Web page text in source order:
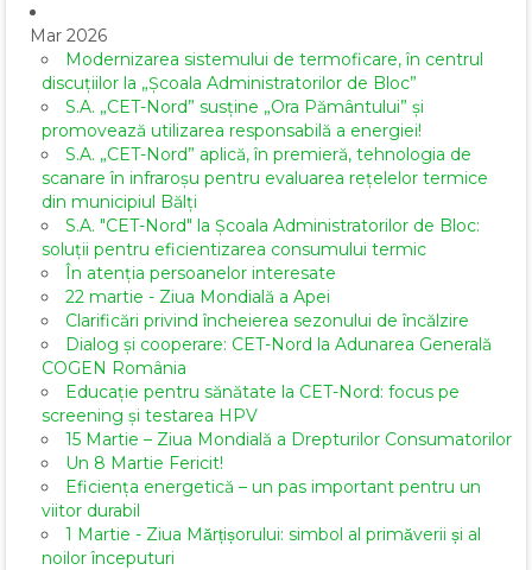
Mar 2026
Modernizarea sistemului de termoficare, în centrul
discuțiilor la „Școala Administratorilor de Bloc”
S.A. „CET-Nord” susține „Ora Pământului” și
promovează utilizarea responsabilă a energiei!
S.A. „CET-Nord” aplică, în premieră, tehnologia de
scanare în infraroșu pentru evaluarea rețelelor termice
din municipiul Bălți
S.A. "CET-Nord" la Școala Administratorilor de Bloc:
soluții pentru eficientizarea consumului termic
În atenția persoanelor interesate
22 martie - Ziua Mondială a Apei
Clarificări privind încheierea sezonului de încălzire
Dialog și cooperare: CET-Nord la Adunarea Generală
COGEN România
Educație pentru sănătate la CET-Nord: focus pe
screening și testarea HPV
15 Martie – Ziua Mondială a Drepturilor Consumatorilor
Un 8 Martie Fericit!
Eficiența energetică – un pas important pentru un
viitor durabil
1 Martie - Ziua Mărțișorului: simbol al primăverii și al
noilor începuturi